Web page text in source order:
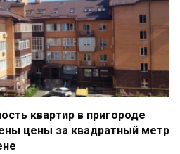
квартир в пригороде
цены за квадратный метр